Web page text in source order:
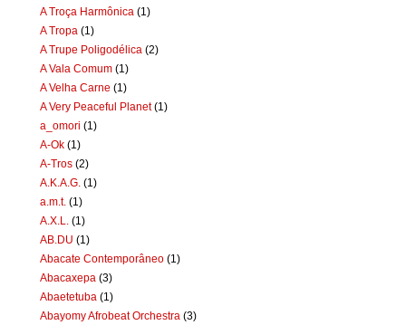
A Troça Harmônica (1)
A Tropa (1)
A Trupe Poligodélica (2)
A Vala Comum (1)
A Velha Carne (1)
A Very Peaceful Planet (1)
a_omori (1)
A-Ok (1)
A-Tros (2)
A.K.A.G. (1)
a.m.t. (1)
A.X.L.
(1)
AB.DU (1)
Abacate Contemporâneo (1)
Abacaxepa (3)
Abaetetuba (1)
Abayomy Afrobeat Orchestra (3)